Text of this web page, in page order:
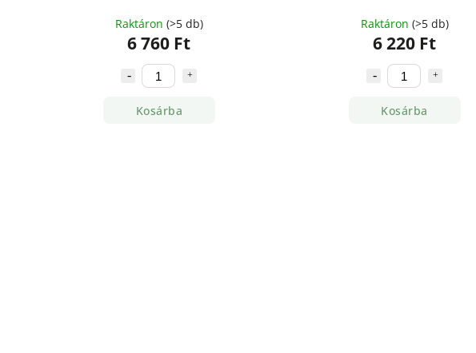
Raktáron (>5 db)
6 760 Ft
Kosárba
Raktáron (>5 db)
6 220 Ft
Kosárba